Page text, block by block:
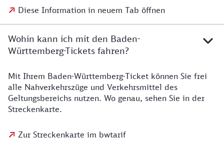
Diese Information in neuem Tab öffnen
Wohin kann ich mit den Baden-
Württemberg-Tickets fahren?
Mit Ihrem Baden-Württemberg-Ticket können Sie frei
alle Nahverkehrszüge und Verkehrsmittel des
Geltungsbereichs nutzen. Wo genau, sehen Sie in der
Streckenkarte.
Zur Streckenkarte im bwtarif